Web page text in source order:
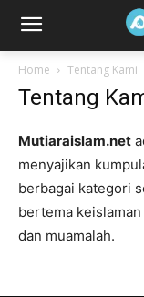
Home Tentang Kami
Tentang
Mutiaraislam.net
menyajikan
berbagai kategori
bertema
dan muamalah.